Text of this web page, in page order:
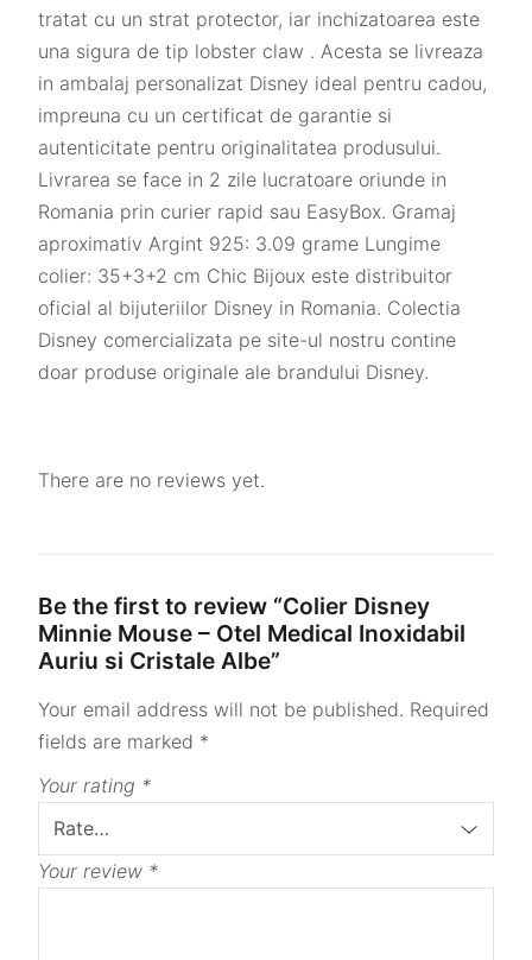
tratat cu un strat protector, iar inchizatoarea este
una sigura de tip lobster claw . Acesta se livreaza
in ambalaj personalizat Disney ideal pentru cadou,
impreuna cu un certificat de garantie si
autenticitate pentru originalitatea produsului.
Livrarea se face in 2 zile lucratoare oriunde in
Romania prin curier rapid sau EasyBox. Gramaj
aproximativ Argint 925: 3.09 grame Lungime
colier: 35+3+2 cm Chic Bijoux este distribuitor
oficial al bijuteriilor Disney in Romania. Colectia
Disney comercializata pe site-ul nostru contine
doar produse originale ale brandului Disney.
There are no reviews yet.
Be the first to review “Colier Disney
Minnie Mouse – Otel Medical Inoxidabil
Auriu si Cristale Albe”
Your email address will not be published. Required
fields are marked *
Your rating *
Your review *